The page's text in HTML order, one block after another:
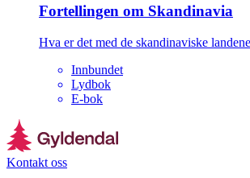
Fortellingen om Skandinavia
Hva er det med de skandinaviske
Innbundet
Lydbok
E-bok
Kontakt oss